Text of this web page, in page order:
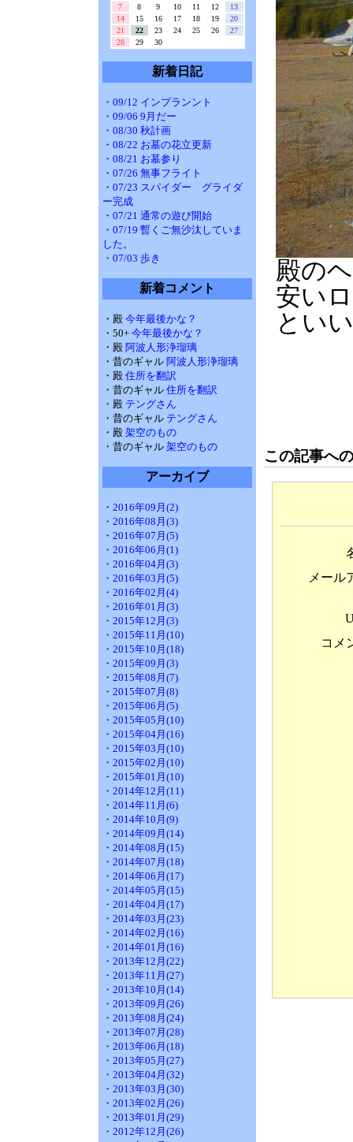
7
8 9 10 11 12
13
14
15 16 17 18 19
20
21
22 23 24 25 26
27
28
29 30
新着日記
・09/12 インプランント
・09/06 9月だー
・08/30 秋計画
・08/22 お墓の花立更新
・08/21 お墓参り
・07/26 無事フライト
・07/23 スパイダー グライダ
ー完成
・07/21 通常の遊び開始
・07/19 暫くご無沙汰していま
した。
・07/03 歩き
新着コメント
・殿 今年最後かな？
・50+ 今年最後かな？
・殿 阿波人形浄瑠璃
・昔のギャル 阿波人形浄瑠璃
・殿 住所を翻訳
・昔のギャル 住所を翻訳
・殿 テングさん
・昔のギャル テングさん
・殿 架空のもの
・昔のギャル 架空のもの
アーカイブ
・2016年09月(2)
・2016年08月(3)
・2016年07月(5)
・2016年06月(1)
・2016年04月(3)
・2016年03月(5)
・2016年02月(4)
・2016年01月(3)
・2015年12月(3)
・2015年11月(10)
・2015年10月(18)
・2015年09月(3)
・2015年08月(7)
・2015年07月(8)
・2015年06月(5)
・2015年05月(10)
・2015年04月(16)
・2015年03月(10)
・2015年02月(10)
・2015年01月(10)
・2014年12月(11)
・2014年11月(6)
・2014年10月(9)
・2014年09月(14)
・2014年08月(15)
・2014年07月(18)
・2014年06月(17)
・2014年05月(15)
・2014年04月(17)
・2014年03月(23)
・2014年02月(16)
・2014年01月(16)
・2013年12月(22)
・2013年11月(27)
・2013年10月(14)
・2013年09月(26)
・2013年08月(24)
・2013年07月(28)
・2013年06月(18)
・2013年05月(27)
・2013年04月(32)
・2013年03月(30)
・2013年02月(26)
・2013年01月(29)
・2012年12月(26)
殿の
安い
とい
この記事へ
メール
コメ